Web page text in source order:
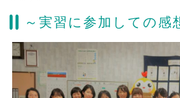
～実習に参加しての感